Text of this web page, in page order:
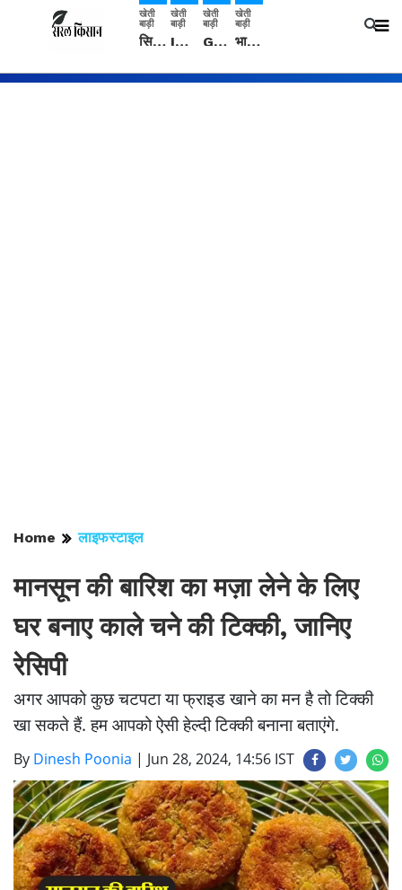
खेती
बाड़ी
सिरसा: कृषि विज्ञान केंद्र की बैठक में फसल बीमा विधि कारण व कृषि उद्यमिता बढ़ावा देने पर चर्चा
खेती
बाड़ी
IMD: राजस्थान में प्री-मानसून की सामान्य से 74% अधिक बारिश, दस्तक में देरी और मानसून कमजोर रहेगा
खेती
बाड़ी
Guar Ka Rate: ग्वार के भाव में हल्की बढ़ोतरी, बढ़ सकता है बुवाई का रकबा
खेती
बाड़ी
भारत में 29 मई से शुरु होगी प्री-मानसून बारिश, ECMWF विदेशी मौसम एजेंसी का पूर्वानुमान
Home लाइफस्टाइल
मानसून की बारिश का मज़ा लेने के लिए
घर बनाए काले चने की टिक्की, जानिए
रेसिपी
अगर आपको कुछ चटपटा या फ्राइड खाने का मन है तो टिक्की
खा सकते हैं. हम आपको ऐसी हेल्दी टिक्की बनाना बताएंगे.
By Dinesh Poonia | Jun 28, 2024, 14:56 IST